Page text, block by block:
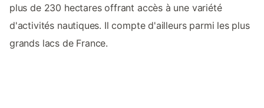
plus de 230 hectares offrant accès à une variété
d'activités nautiques. Il compte d'ailleurs parmi les plus
grands lacs de France.